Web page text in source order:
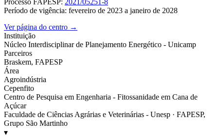
Período de vigência: fevereiro de 2023 a janeiro de 2028
Ver página do centro →
Instituição
Núcleo Interdisciplinar de Planejamento Energético - Unicamp
Parceiros
Braskem, FAPESP
Área
Agroindústria
Cepenfito
Centro de Pesquisa em Engenharia - Fitossanidade em Cana de
Açúcar
Faculdade de Ciências Agrárias e Veterinárias - Unesp · FAPESP,
Grupo São Martinho
▾